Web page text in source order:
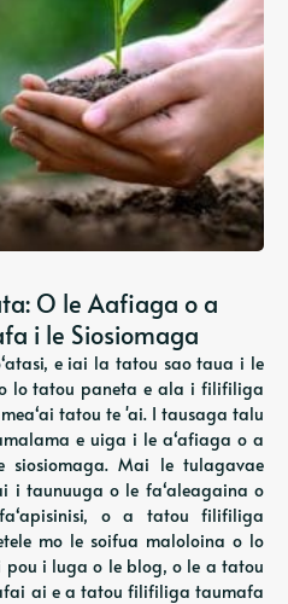
O le Aafiaga o a
i le Siosiomaga
e iai la tatou sao taua i le
lo tatou paneta e ala i filifiliga
tatou te 'ai. I tausaga talu
e uiga i le aʻafiaga o a
Mai le tulagavae
i taunuuga o le faʻaleagaina o
o a tatou filifiliga
mo le soifua maloloina o lo
i luga o le blog, o le a tatou
ai e a tatou filifiliga taumafa